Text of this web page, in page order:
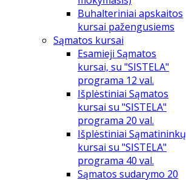
Buhalteriniai apskaitos
kursai pažengusiems
Sąmatos kursai
Esamieji Sąmatos
kursai, su "SISTELA"
programa 12 val.
Išplėstiniai Sąmatos
kursai su "SISTELA"
programa 20 val.
Išplėstiniai Sąmatininkų
kursai su "SISTELA"
programa 40 val.
Sąmatos sudarymo 20